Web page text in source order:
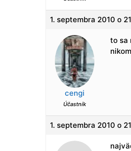
1. septembra 2010 o
cengi
Účastník
to sa
1. septembra 2010 o